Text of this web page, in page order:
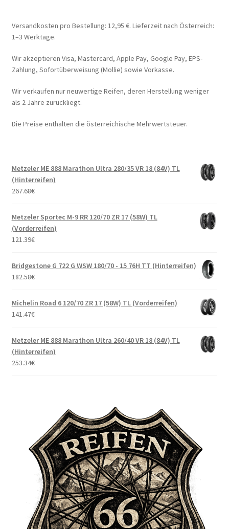
Versandkosten pro Bestellung: 12,95 €. Lieferzeit nach Österreich:
1–3 Werktage.
Wir akzeptieren Visa, Mastercard, Apple Pay, Google Pay, EPS-
Zahlung, Sofortüberweisung (Mollie) sowie Vorkasse.
Wir verkaufen nur neuwertige Reifen, deren Herstellung weniger
als 2 Jahre zurückliegt.
Die Preise enthalten die österreichische Mehrwertsteuer.
Metzeler ME 888 Marathon Ultra 280/35 VR 18 (84V) TL
(Hinterreifen)
267.68€
Metzeler Sportec M-9 RR 120/70 ZR 17 (58W) TL
(Vorderreifen)
121.39€
Bridgestone G 722 G WSW 180/70 - 15 76H TT (Hinterreifen)
182.58€
Michelin Road 6 120/70 ZR 17 (58W) TL (Vorderreifen)
141.47€
Metzeler ME 888 Marathon Ultra 260/40 VR 18 (84V) TL
(Hinterreifen)
253.34€